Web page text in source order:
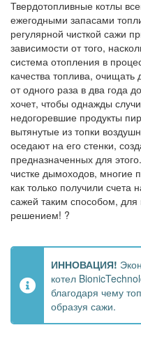
Твердотопливные котлы
ежегодными запасами
регулярной чисткой сажи
зависимости от того,
система отопления в
качества топлива,
от одного раза в два года
хочет, чтобы однажды
недогоревшие продукты
вытянутые из топки
оседают на его стенки,
предназначенных для
чистке дымоходов, многие
как только получили счета
сажей таким способом, для
решением! ?
ИННОВАЦИЯ!
котел
благодаря чему
образуя сажи.